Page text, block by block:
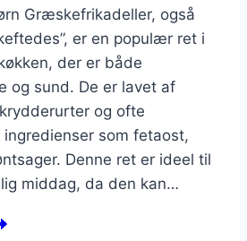
Græskefrikadeller, også
er en populær ret i
der er både
og sund. De er lavet af
og ofte
som fetaost,
Denne ret er ideel til
middag, da den kan…